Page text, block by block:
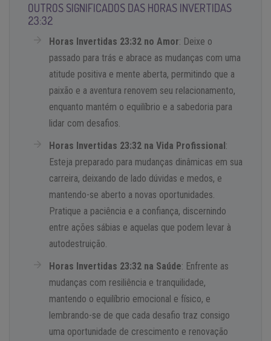
OUTROS SIGNIFICADOS DAS HORAS INVERTIDAS
23:32
Horas Invertidas 23:32 no Amor: Deixe o
passado para trás e abrace as mudanças com uma
atitude positiva e mente aberta, permitindo que a
paixão e a aventura renovem seu relacionamento,
enquanto mantém o equilíbrio e a sabedoria para
lidar com desafios.
Horas Invertidas 23:32 na Vida Profissional:
Esteja preparado para mudanças dinâmicas em sua
carreira, deixando de lado dúvidas e medos, e
mantendo-se aberto a novas oportunidades.
Pratique a paciência e a confiança, discernindo
entre ações sábias e aquelas que podem levar à
autodestruição.
Horas Invertidas 23:32 na Saúde: Enfrente as
mudanças com resiliência e tranquilidade,
mantendo o equilíbrio emocional e físico, e
lembrando-se de que cada desafio traz consigo
uma oportunidade de crescimento e renovação